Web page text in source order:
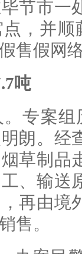
节市一
，并
售假网
吨
专案
朗。经
草制品
、输送
再由境
售。